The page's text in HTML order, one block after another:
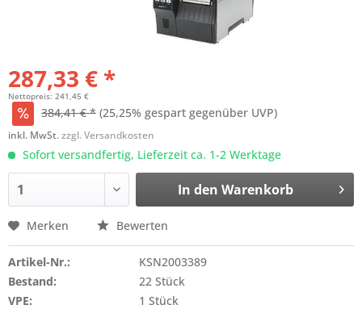
287,33 € *
Nettopreis: 241,45 €
384,41 € * (25,25% gespart gegenüber UVP)
inkl. MwSt.zzgl. Versandkosten
Sofort versandfertig, Lieferzeit ca. 1-2 Werktage
In den Warenkorb
Merken Bewerten
Artikel-Nr.:
KSN2003389
Bestand:
22 Stück
VPE:
1 Stück